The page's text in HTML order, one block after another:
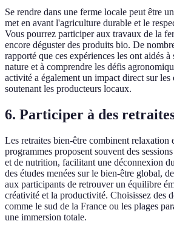
Se rendre dans une ferme locale peut être
met en avant l'agriculture durable et le
Vous pourrez participer aux travaux de la
encore déguster des produits bio. De
rapporté que ces expériences les ont aidés à
nature et à comprendre les défis
activité a également un impact direct sur les
soutenant les producteurs locaux.
6. Participer à des
Les retraites bien-être combinent relaxation
programmes proposent souvent des
et de nutrition, facilitant une déconnexion
des études menées sur le bien-être global,
aux participants de retrouver un équilibre
créativité et la productivité. Choisissez des
comme le sud de la France ou les plages
une immersion totale.